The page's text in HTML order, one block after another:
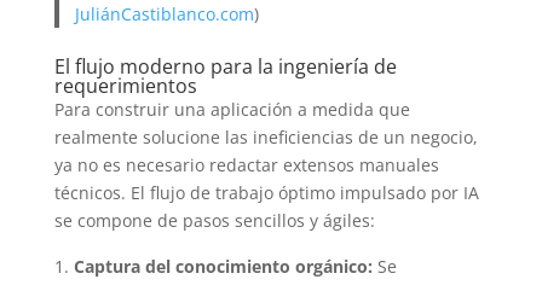
JuliánCastiblanco.com)
El flujo moderno para la ingeniería de
requerimientos
Para construir una aplicación a medida que
realmente solucione las ineficiencias de un negocio,
ya no es necesario redactar extensos manuales
técnicos. El flujo de trabajo óptimo impulsado por IA
se compone de pasos sencillos y ágiles:
Captura del conocimiento orgánico: Se